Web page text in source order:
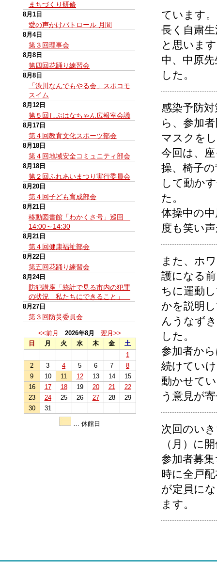
まちづくり研修
8月1日
愛の声かけパトロール 月間
8月4日
第３回理事会
8月8日
第四回花踊り練習会
8月8日
「渋川なんでもやる会」スポコモ
スイム
8月12日
第５回しぶはなちゃん広報室会議
8月17日
第４回教育文化スポーツ部会
8月18日
第４回地域安全コミュニティ部会
8月18日
第２回ふれあいまつり実行委員会
8月20日
第４回子ども育成部会
8月21日
移動図書館「わかくさ号」巡回
14:00～14:30
8月21日
第４回健康福祉部会
8月22日
第五回花踊り練習会
8月24日
防犯講座「統計で見る市内の犯罪
の状況 私たちにできること」
8月27日
第３回防災委員会
<<前月 2026年8月
翌月>>
日
月 火 水 木 金
土
1
2
3 4 5 6 7
8
9
10 11 12 13 14
15
16
17 18 19 20 21
22
23
24 25 26 27 28
29
30
31
… 休館日
ています。
長く自粛
と思いま
中、中原
した。
感染予防
ら、参加
マスクを
今回は、
操、椅子
して動か
た。
体操中の
度も笑い
また、ホ
護になる
ちに運動
かを説明
んうなず
した。
参加者か
続けてい
動かせて
う意見が
次回のい
（月）に
参加者募
時に全戸
が定員に
ます。